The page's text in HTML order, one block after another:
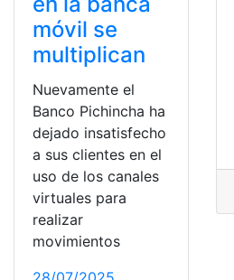
móvil se
multiplican
Nuevamente el
Banco Pichincha ha
dejado insatisfecho
a sus clientes en el
uso de los canales
virtuales para
realizar
movimientos